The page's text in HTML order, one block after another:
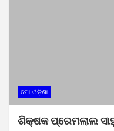
ମୋ ଓଡ଼ିଶା
ଶିକ୍ଷକ ପ୍ରେମଲାଲ